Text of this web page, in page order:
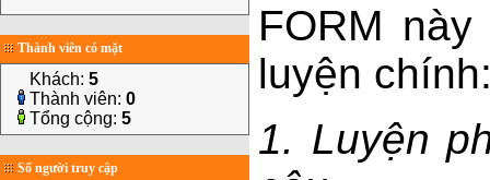
Thành viên có mặt
Khách: 5
Thành viên: 0
Tổng cộng: 5
Số người truy cập
FORM
luyện
1. Luyện